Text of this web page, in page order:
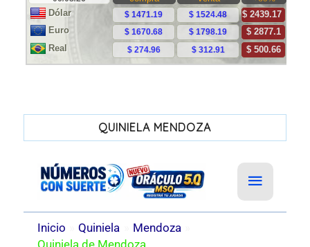
QUINIELA MENDOZA